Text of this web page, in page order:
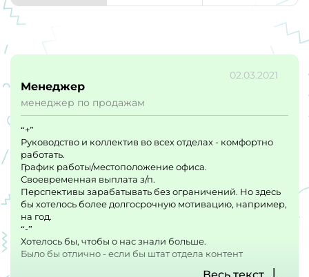
02.03.2021
Менеджер
менеджер по продажам
“+”
Руководство и коллектив во всех отделах - комфортно
работать.
График работы/местоположение офиса.
Своевременная выплата з/п.
Перспективы зарабатывать без ограничений. Но здесь
бы хотелось более долгосрочную мотивацию, например,
на год.
“-”
Хотелось бы, чтобы о нас знали больше.
Было бы отлично - если бы штат отдела контент